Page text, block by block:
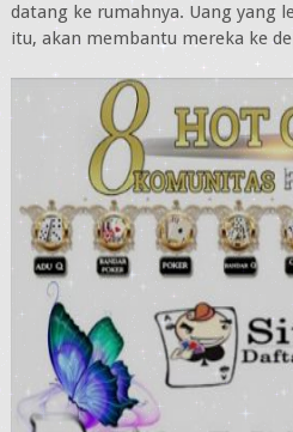
datang ke rumahnya. Uang yang
itu, akan membantu mereka ke